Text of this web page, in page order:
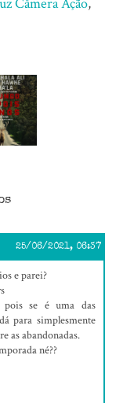
25/06/2021, 06:37
e parei?
se é uma das
para simplesmente
as abandonadas.
né??